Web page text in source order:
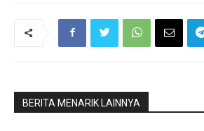
BERITA MENARIK LAINNYA